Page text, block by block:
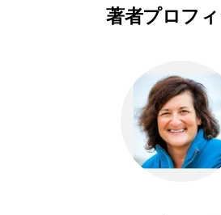
著者プロフ